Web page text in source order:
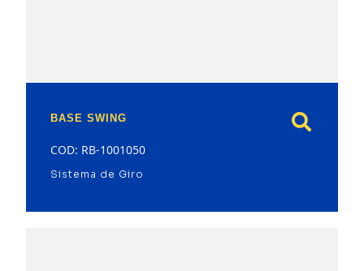
BASE SWING
COD: RB-1001050
Sistema de Giro